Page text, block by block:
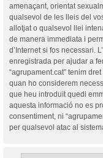
amenaçant, orientat
qualsevol de les lleis del
allotjat o qualsevol llei
de manera immediata i
d’Internet si fos necessari.
enregistrada per ajudar a
“agrupament.cat” tenim
quan ho considerem
que heu introduït quedi
aquesta informació no es
consentiment, ni
per qualsevol atac al